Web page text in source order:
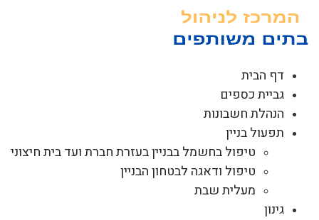
דף הבית
גביית כספים
הנהלת חשבונות
תפעול בניין
טיפול בחשמל בבניין בעזרת חברת ועד בית חיצוני
טיפול ודאגה לבטחון הבניין
מעלית שבת
גינון